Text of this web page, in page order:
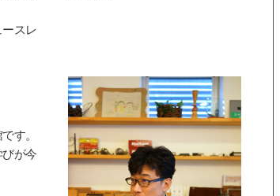
スレ
す。
が今